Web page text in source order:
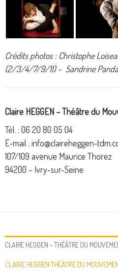
Crédits photos : Christophe
(2/3/4/7/9/11) – Sandrine
Claire HEGGEN – Théâtre du
Tél. : 06 20 80 05 04
E-mail : info@claireheggen-
107/109 avenue Maurice Thorez
94200 – Ivry-sur-Seine
CLAIRE HEGGEN – THÉÂTRE DU
CLAIRE HEGGEN THÉÂTRE DU